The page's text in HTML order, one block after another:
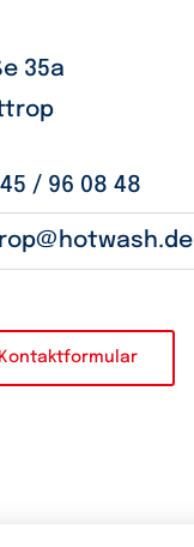
35a
/ 96 08 48